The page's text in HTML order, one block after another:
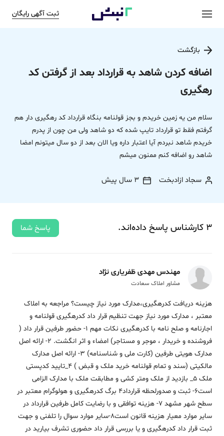
ثبت آگهی رایگان
بازگشت
اضافه کردن شاهد به قرارداد بعد از گرفتن کد
رهگیری
سلام من یه زمین خریدم و بجز قولنامه بنگاه قرارداد کد رهگیری دار هم
گرفتم فقط تو قرارداد تایپ شده که دو شاهد ولی من چون از پدرم
خریدم شاهد نبردم آیا اعتبار داره ویا الان بعد از دو سال میتونم امضا
شاهد رو اضافه کنم ممنون میشم
سجاد ازادبخت 3 سال پیش
3 کارشناس پاسخ داده‌اند. پاسخ شما
مهندس مهدی ظفریاری نژاد
مشاور املاک سعادت
هزینه دریافت کدرهگیری،مدارک مورد نیاز چیست؟ مراجعه به املاک
معتبر ، مدارک مورد نیاز جهت تنظیم قرار داد کدرهگیری قولنامه و
اجارنامه و صلح نامه با کدرهگیری نکات مهم 1- حضور طرفین قرار داد (
فروشنده و خریدار ، موجر و مستاجر) امضاء و اثر انگشت. 2- ارائه اصل
مدارک هویتی طرفین (کارت ملی و شناسنامه) 3- ارائه اصل مدارک
مالکیتی (سند و تمام قولنامه خرید ملک و قبض ) 4_تایید کدپستی
ملک 5_ بازدید از ملک ومتر کشی و مطابقت ملک با مدارک الزامی
است6- ثبت و صدورلحظه قرارداد4 برگ کدرهگیری و هولوگرام معتبر در
سطح شهر مشهد 7- هزینه توافقی و با رضایت کامل طرفین قرارداد در
سایر موارد معیار هزینه قانون است8-سایر موارد سوال را تلفنی و جهت
ثبت قرار داد کدرهگیری و یا بررسی قرار داد حضوری تشرف بیارید در